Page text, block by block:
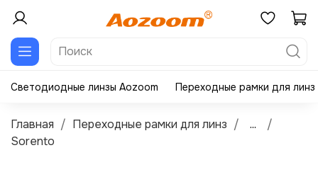
Светодиодные линзы Aozoom Переходные рамки для линз
Главная Переходные рамки для линз
...
Sorento